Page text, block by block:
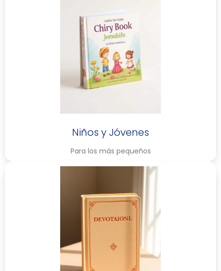
Niños y Jóvenes
Para los más pequeños